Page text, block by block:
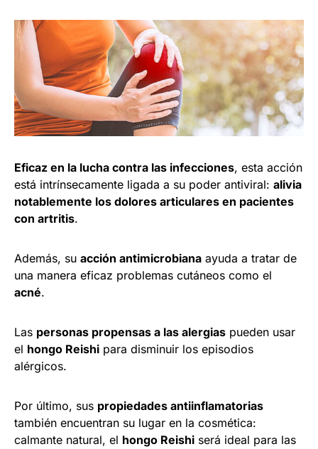
Eficaz en la lucha contra las infecciones, esta acción
está intrínsecamente ligada a su poder antiviral: alivia
notablemente los dolores articulares en pacientes
con artritis.
Además, su acción antimicrobiana ayuda a tratar de
una manera eficaz problemas cutáneos como el
acné.
Las personas propensas a las alergias pueden usar
el hongo Reishi para disminuir los episodios
alérgicos.
Por último, sus propiedades antiinflamatorias
también encuentran su lugar en la cosmética:
calmante natural, el hongo Reishi será ideal para las